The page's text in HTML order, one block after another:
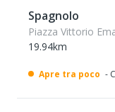
Spagnolo
Piazza Vittorio
19.94km
Apre tra poco -